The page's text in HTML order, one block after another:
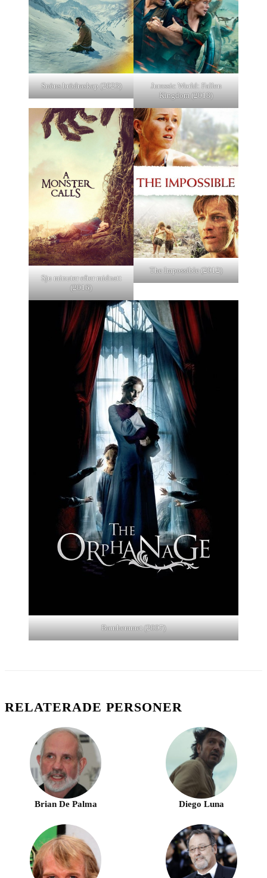
Snöns brödraskap (2023)
Jurassic World: Fallen
Kingdom (2018)
Sju minuter efter midnatt
(2016)
The Impossible (2012)
Barnhemmet (2007)
RELATERADE PERSONER
Brian De Palma Diego Luna